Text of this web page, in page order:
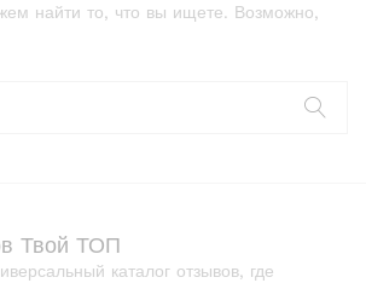
найти то, что вы ищете. Возможно,
Твой ТОП
каталог отзывов, где